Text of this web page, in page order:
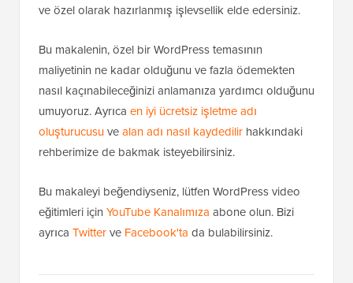
ve özel olarak hazırlanmış işlevsellik elde edersiniz.
Bu makalenin, özel bir WordPress temasının
maliyetinin ne kadar olduğunu ve fazla ödemekten
nasıl kaçınabileceğinizi anlamanıza yardımcı olduğunu
umuyoruz. Ayrıca en iyi ücretsiz işletme adı
oluşturucusuvealan adı nasıl kaydedilir hakkındaki
rehberimize de bakmak isteyebilirsiniz.
Bu makaleyi beğendiyseniz, lütfen WordPress video
eğitimleri için YouTube Kanalımıza abone olun. Bizi
ayrıca Twitterve Facebook'ta da bulabilirsiniz.